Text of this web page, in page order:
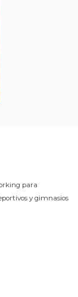
para
y gimnasios